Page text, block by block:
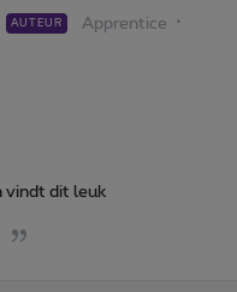
AUTEUR Apprentice
vindt dit leuk